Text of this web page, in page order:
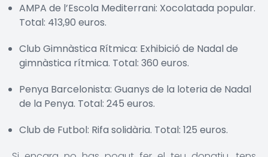
AMPA de l’Escola Mediterrani: Xocolatada popular.
Total: 413,90 euros.
Club Gimnàstica Rítmica: Exhibició de Nadal de
gimnàstica rítmica. Total: 360 euros.
Penya Barcelonista: Guanys de la loteria de Nadal
de la Penya. Total: 245 euros.
Club de Futbol: Rifa solidària. Total: 125 euros.